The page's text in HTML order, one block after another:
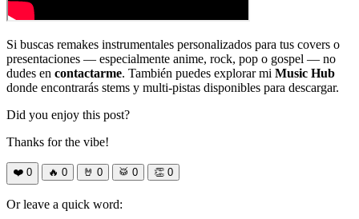
Si buscas remakes instrumentales personalizados para tus covers o
presentaciones — especialmente anime, rock, pop o gospel — no
dudes en contactarme. También puedes explorar mi Music Hub
donde encontrarás stems y multi-pistas disponibles para descargar.
Did you enjoy this post?
Thanks for the vibe!
❤️ 0 🔥 0 🤘 0 🥁 0 👏 0
Or leave a quick word: